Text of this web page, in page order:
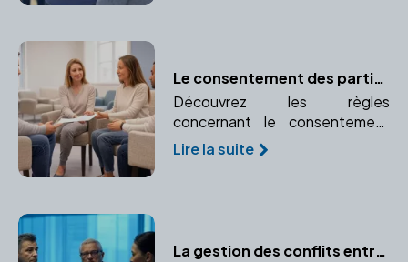
Le consentement des parties à l'adoption : obligations et formalités
Découvrez les règles
concernant le consentement
des parents biologiques ou du
futur adopté lors d'une
concernées.
Lire la suite
La gestion des conflits entre associés : le rôle du notaire